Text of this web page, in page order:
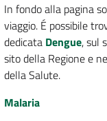
In fondo alla pagina
viaggio. É possibile
dedicata Dengue, sul
sito della Regione e
della Salute.
Malaria